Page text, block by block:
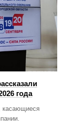
года
касающиеся